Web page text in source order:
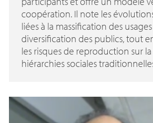
coopération. Il note les
liées à la massification des
diversification des publics, tout
les risques de reproduction sur
hiérarchies sociales